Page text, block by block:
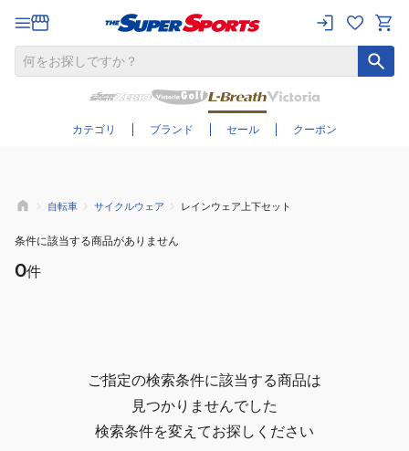
カテゴリ ブランド セール クーポン
さらに絞り込む
自転車 サイクルウェア レインウェア上下セット
条件に該当する商品がありません
0件
ご指定の検索条件に該当する商品は
見つかりませんでした
検索条件を変えてお探しください